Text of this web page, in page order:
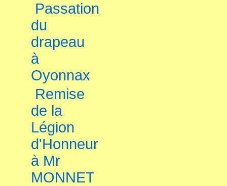
Passation
du
drapeau
à
Oyonnax
Remise
de la
Légion
d'Honneur
à Mr
MONNET